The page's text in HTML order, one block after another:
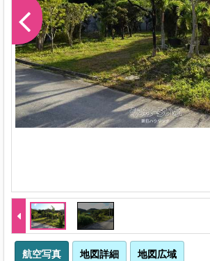
航空写真 地図詳細 地図広域